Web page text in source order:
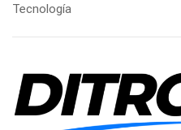
Tecnología